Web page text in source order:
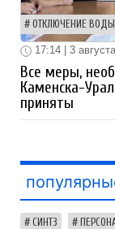
ОТКЛЮЧЕНИЕ ВОДЫ
17:14 | 3 августа
Все меры,
Каменска-
приняты
СИНТЗ